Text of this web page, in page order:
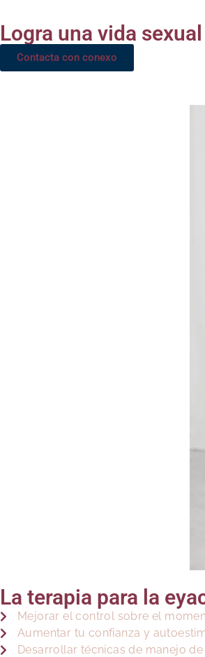
Logra una vida
Contacta con conexo
La terapia para la
Mejorar el control sobre el
Aumentar tu confianza y
Desarrollar técnicas de manejo de